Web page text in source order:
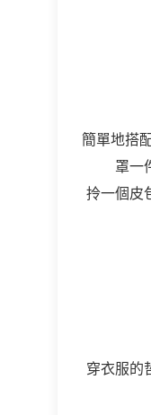
簡單地搭
罩一
拎一個皮
穿衣服的